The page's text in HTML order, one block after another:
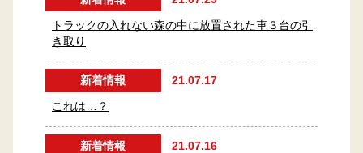
トラックの入れない森の中に放置された車３台の引
き取り
新着情報 21.07.17
これは…？
新着情報 21.07.16